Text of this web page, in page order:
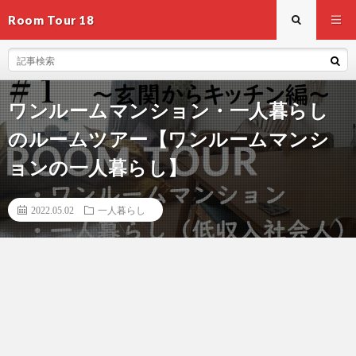
Room Tour 18
ワンルームマンション・一人暮らし
のルームツアー【ワンルームマンシ
ョンの一人暮らし】
2022.05.02 一人暮らし